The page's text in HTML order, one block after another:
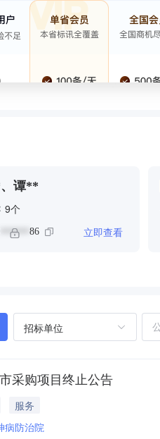
谭**
9个
****** 86 立即查看
招标单位
采购项目终止公告
服务
病防治院